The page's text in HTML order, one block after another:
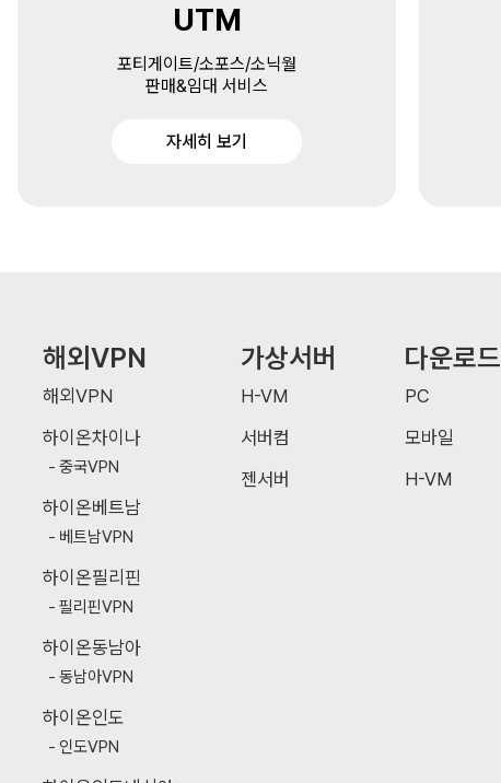
UTM
포티게이트/소포스/소닉월
판매&임대 서비스
자세히 보기
해외VPN
해외VPN
하이온차이나
중국VPN
하이온베트남
베트남VPN
하이온필리핀
필리핀VPN
하이온동남아
동남아VPN
하이온인도
인도VPN
가상서버
H-VM
서버컴
젠서버
다운로드
PC
모바일
H-VM